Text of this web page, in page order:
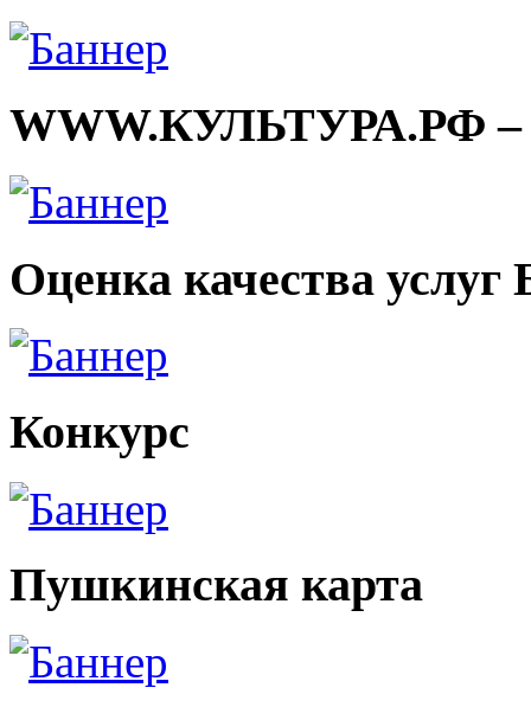
WWW.КУЛЬТУРА.РФ –
Оценка качества
Конкурс
Пушкинская карта